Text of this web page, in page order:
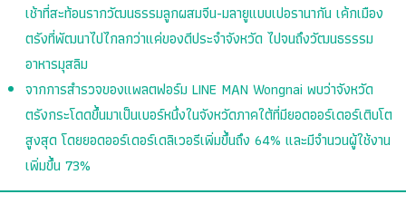
เช้าที่สะท้อนรากวัฒนธรรมลูกผสมจีน-มลายูแบบเปอรานากัน เค้กเมือง
ตรังที่พัฒนาไปไกลกว่าแค่ของดีประจำจังหวัด ไปจนถึงวัฒนธรรรม
อาหารมุสลิม
จากการสำรวจของแพลตฟอร์ม LINE MAN Wongnai พบว่าจังหวัด
ตรังกระโดดขึ้นมาเป็นเบอร์หนึ่งในจังหวัดภาคใต้ที่มียอดออร์เดอร์เติบโต
สูงสุด โดยยอดออร์เดอร์เดลิเวอรีเพิ่มขึ้นถึง 64% และมีจำนวนผู้ใช้งาน
เพิ่มขึ้น 73%